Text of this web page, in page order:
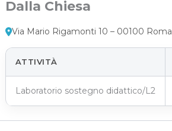
Dalla Chiesa
Via Mario Rigamonti 10 – 00100 Roma
ATTIVITÀ
Laboratorio sostegno didattico/L2